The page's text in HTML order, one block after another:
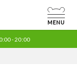
MENU
- 20:00